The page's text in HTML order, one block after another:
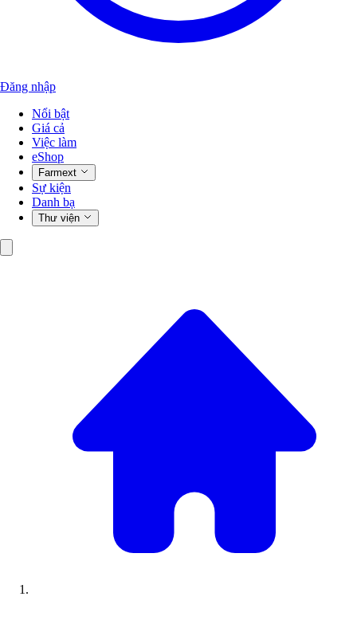
Đăng nhập
Nổi bật
Giá cả
Việc làm
eShop
Farmext
Sự kiện
Danh bạ
Thư viện